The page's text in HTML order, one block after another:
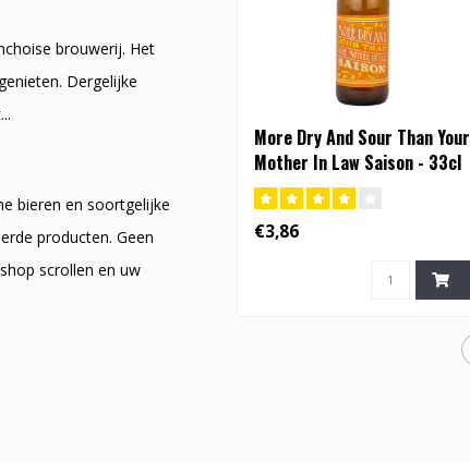
brouwerij. Het
Dergelijke
bieren en soortgelijke
producten. Geen
scrollen en uw
More Dry And Sour Than Your
Mother In Law Saison - 33cl
(FI)
€3,86